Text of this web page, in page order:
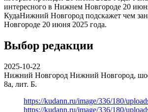
интересного в Нижнем Новгороде 20
КудаНижний Новгород подскажет чем
Новгороде 20 июня 2025 года.
Выбор редакции
2025-10-22
Нижний Новгород Нижний Новгород,
8а, лит. Б.
https://kudann.ru/image/336/180/
https://kudann.ru/image/336/180/